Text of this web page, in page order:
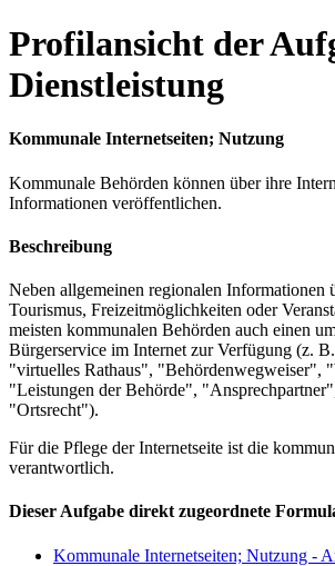
Profilansicht der
Dienstleistung
Kommunale Internetseiten; Nutzung
Kommunale Behörden können über ihre
Informationen veröffentlichen.
Beschreibung
Neben allgemeinen regionalen Informationen
Tourismus, Freizeitmöglichkeiten oder
meisten kommunalen Behörden auch einen
Bürgerservice im Internet zur Verfügung (z.
"virtuelles Rathaus", "Behördenwegweiser",
"Leistungen der Behörde",
"Ortsrecht").
Für die Pflege der Internetseite ist die
verantwortlich.
Dieser Aufgabe direkt zugeordnete
Kommunale Internetseiten; Nutzung -